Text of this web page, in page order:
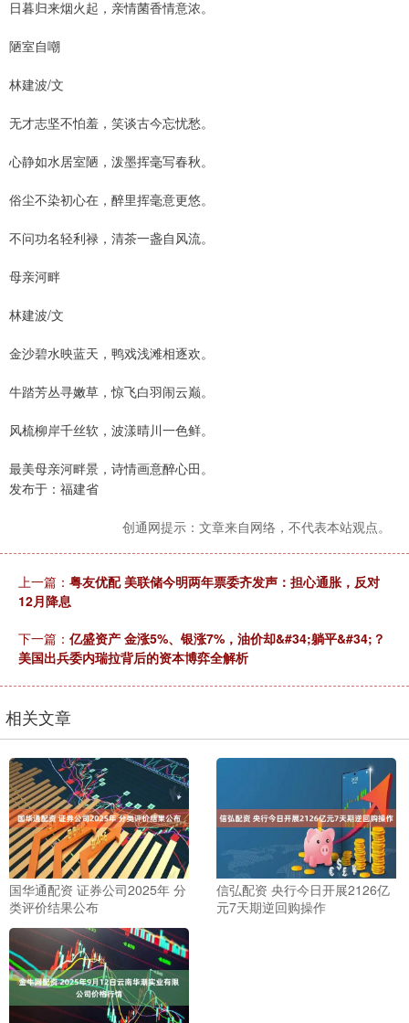
日暮归来烟火起，亲情菌香情意浓。
陋室自嘲
林建波/文
无才志坚不怕羞，笑谈古今忘忧愁。
心静如水居室陋，泼墨挥毫写春秋。
俗尘不染初心在，醉里挥毫意更悠。
不问功名轻利禄，清茶一盏自风流。
母亲河畔
林建波/文
金沙碧水映蓝天，鸭戏浅滩相逐欢。
牛踏芳丛寻嫩草，惊飞白羽闹云巅。
风梳柳岸千丝软，波漾晴川一色鲜。
最美母亲河畔景，诗情画意醉心田。
发布于：福建省
创通网提示：文章来自网络，不代表本站观点。
上一篇： 粤友优配 美联储今明两年票委齐发声：担心通胀，反对
12月降息
下一篇： 亿盛资产 金涨5%、银涨7%，油价却&#34;躺平&#34;？
美国出兵委内瑞拉背后的资本博弈全解析
相关文章
国华通配资 证券公司2025年 分
类评价结果公布
信弘配资 央行今日开展2126亿
元7天期逆回购操作